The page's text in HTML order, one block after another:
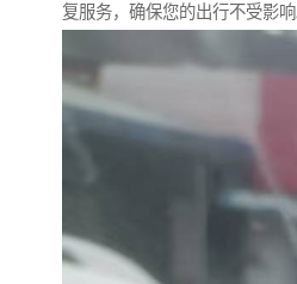
复服务，确保您的出行不受影响